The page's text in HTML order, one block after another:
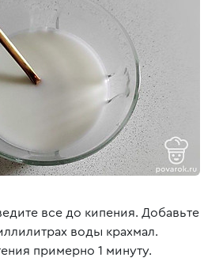
все до кипения. Добавьте
воды крахмал.
примерно 1 минуту.